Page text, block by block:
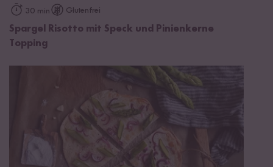
30 min Glutenfrei
Spargel Risotto mit Speck und Pinienkerne
Topping